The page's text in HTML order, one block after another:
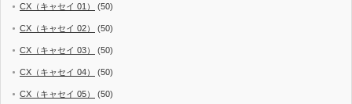
CX（キャセイ 01） (50)
CX（キャセイ 02） (50)
CX（キャセイ 03） (50)
CX（キャセイ 04） (50)
CX（キャセイ 05） (50)